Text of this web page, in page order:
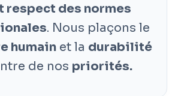
respect des normes
. Nous plaçons le
humainet la durabilité
de nos priorités.